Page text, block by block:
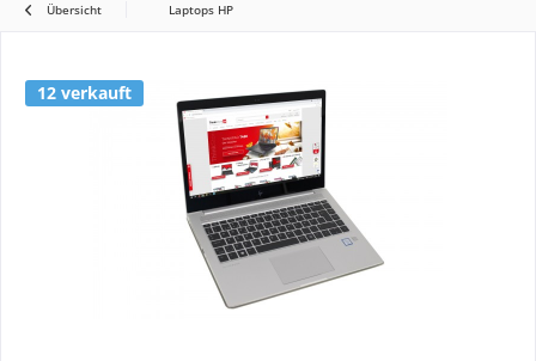
Übersicht Laptops HP
12 verkauft